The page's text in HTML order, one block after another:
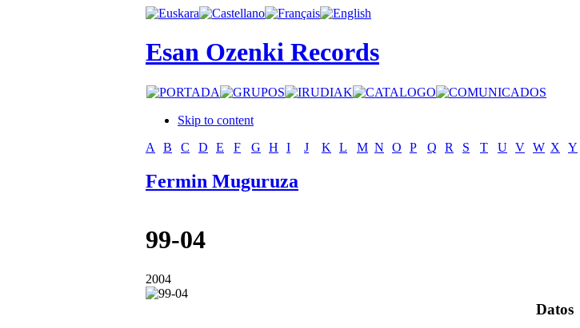
Esan Ozenki Records
Skip to content
A
B C D E F G H I J K L M N O P Q R S T U V W X Y
Fermin Muguruza
99-04
2004
Datos